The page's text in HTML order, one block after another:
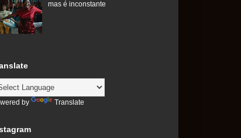
mas é inconstante
by Translate